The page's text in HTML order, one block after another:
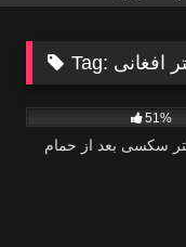
Tag: افغانی
51%
سکسی بعد از حمام